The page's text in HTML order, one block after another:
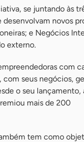
se juntando às
novos
e Negócios
externo.
com
seus negócios,
o seu lançamento,
mais de 200
tem como